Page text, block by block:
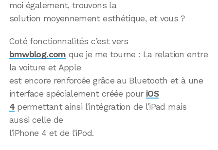
moi également, trouvons la
solution moyennement esthétique, et vous ?
Coté fonctionnalités c’est vers
bmwblog.com que je me tourne : La relation entre
la voiture et Apple
est encore renforcée grâce au Bluetooth et à une
interface spécialement créée pour iOS
4 permettant ainsi l’intégration de l’iPad mais
aussi celle de
l’iPhone 4 et de l’iPod.